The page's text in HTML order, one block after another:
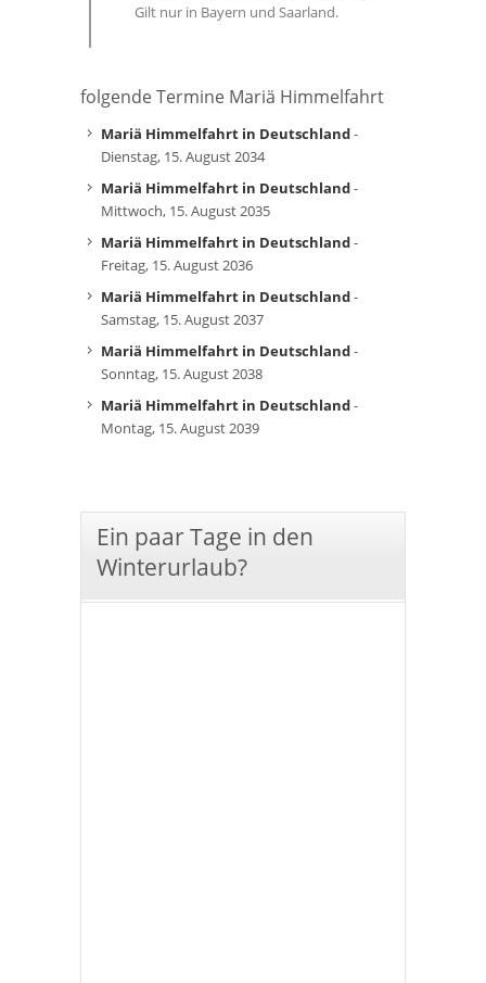
Gilt nur in Bayern und Saarland.
folgende Termine Mariä Himmelfahrt
Mariä Himmelfahrt in Deutschland-
Dienstag, 15. August 2034
Mariä Himmelfahrt in Deutschland-
Mittwoch, 15. August 2035
Mariä Himmelfahrt in Deutschland-
Freitag, 15. August 2036
Mariä Himmelfahrt in Deutschland-
Samstag, 15. August 2037
Mariä Himmelfahrt in Deutschland-
Sonntag, 15. August 2038
Mariä Himmelfahrt in Deutschland-
Montag, 15. August 2039
Ein paar Tage in den
Winterurlaub?